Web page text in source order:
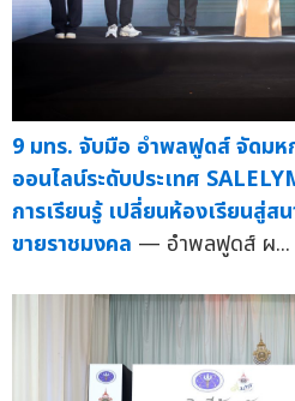
9 มทร. จับมือ อำพลฟูดส์ จัดมห
ออนไลน์ระดับประเทศ
การเรียนรู้ เปลี่ยนห้องเรียนสู่
ขายราชมงคล — อำพลฟูดส์ ผ...